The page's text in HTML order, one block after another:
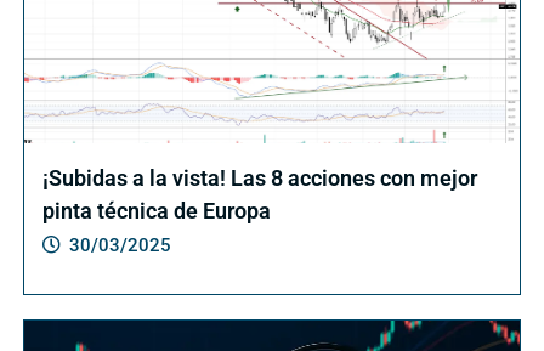
¡Subidas a la vista! Las 8 acciones con mejor
pinta técnica de Europa
30/03/2025